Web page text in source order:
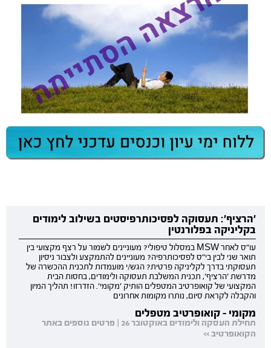
'הרציף': תעסוקה לפסיכותרפיסטים בשילוב לימודים
בקליניקה בפלורנטין
עו"ס לאחר MSW במסלול טיפולי? מעוניינים לשמור על רצף מקצועי בין
תואר שני לבין בי"ס לפסיכותרפיה? מעוניינים להתמקצע ולצבור ניסיון
תעסוקתי בדרך לקליניקה פרטית? הגש/י מועמדות לתכנית ההכשרה של
מדרשת 'הרציף', תכנית המשלבת תעסוקה ולימודים, בחסות הבית
המקצועי של קואופרטיב המטפלים הותיק 'מקומי'. הזדרזו! תהליך המיון
והקבלה לקראת סיום, נותרו מקומות אחרונים
מקומי - קואופרטיב מטפלים
תחילת העסקה ולימודים באוקטובר 26 | פרטים נוספים באתר
הקואופרטיב >>